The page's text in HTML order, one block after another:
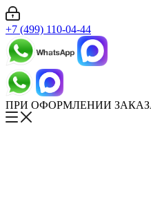
+7 (499) 110-04-44
ПРИ ОФОРМЛЕНИИ